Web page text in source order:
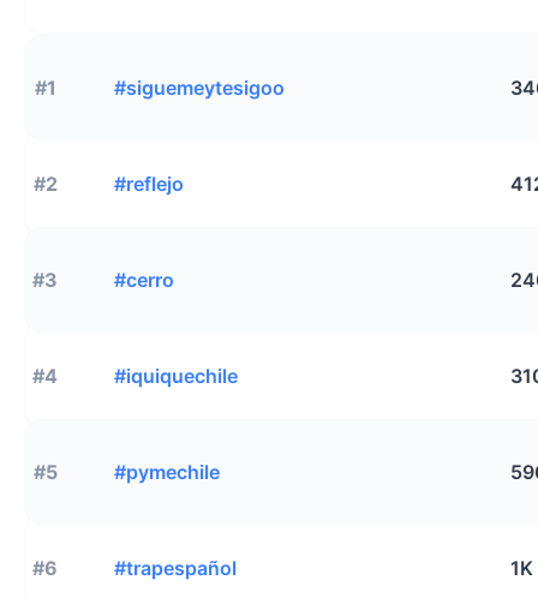
#1 #siguemeytesigoo
#2 #reflejo
#3 #cerro
#4 #iquiquechile
#5 #pymechile
#6 #trapespañol 1K